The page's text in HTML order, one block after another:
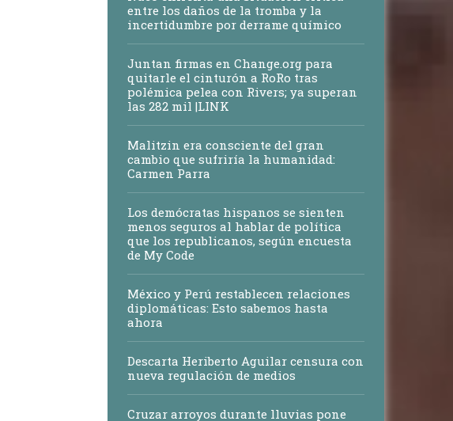
entre los daños de la tromba y la
incertidumbre por derrame químico
Juntan firmas en Change.org para
quitarle el cinturón a RoRo tras
polémica pelea con Rivers; ya superan
las 282 mil |LINK
Malitzin era consciente del gran
cambio que sufriría la humanidad:
Carmen Parra
Los demócratas hispanos se sienten
menos seguros al hablar de política
que los republicanos, según encuesta
de My Code
México y Perú restablecen relaciones
diplomáticas: Esto sabemos hasta
ahora
Descarta Heriberto Aguilar censura con
nueva regulación de medios
Cruzar arroyos durante lluvias pone